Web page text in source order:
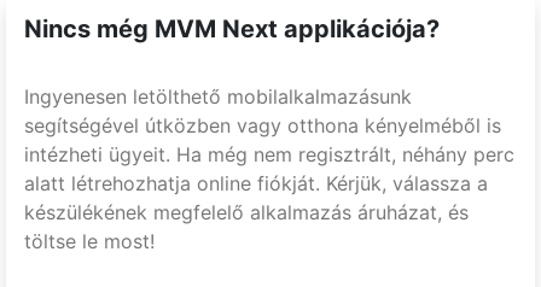
Nincs még MVM Next applikációja?
Ingyenesen letölthető mobilalkalmazásunk
segítségével útközben vagy otthona kényelméből is
intézheti ügyeit. Ha még nem regisztrált, néhány perc
alatt létrehozhatja online fiókját. Kérjük, válassza a
készülékének megfelelő alkalmazás áruházat, és
töltse le most!